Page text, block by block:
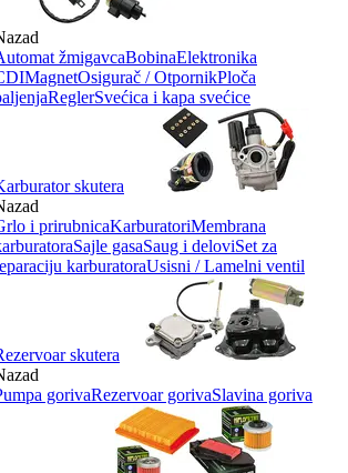
žmigavcaBobinaElektronika
MagnetOsigurač / OtpornikPloča
ReglerSvećica i kapa svećice
skutera
i prirubnicaKarburatoriMembrana
Sajle gasaSaug i deloviSet za
karburatoraUsisni / Lamelni ventil
skutera
gorivaRezervoar gorivaSlavina goriva